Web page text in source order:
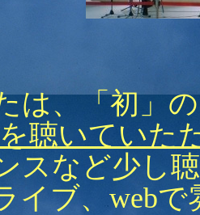
は、「初」
聴いていた
スなど少し
イブ、web